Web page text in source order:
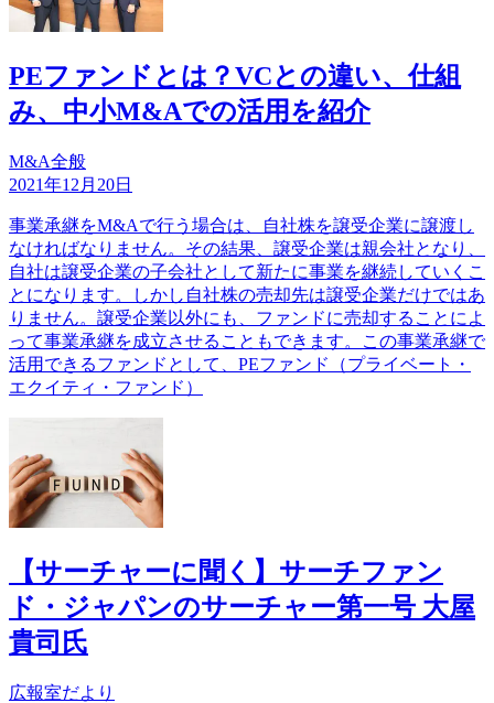
PEファンドとは？VCとの違い、仕組
み、中小M&Aでの活用を紹介
M&A全般
2021年12月20日
事業承継をM&Aで行う場合は、自社株を譲受企業に譲渡し
なければなりません。その結果、譲受企業は親会社となり、
自社は譲受企業の子会社として新たに事業を継続していくこ
とになります。しかし自社株の売却先は譲受企業だけではあ
りません。譲受企業以外にも、ファンドに売却することによ
って事業承継を成立させることもできます。この事業承継で
活用できるファンドとして、PEファンド（プライベート・
エクイティ・ファンド）
【サーチャーに聞く】サーチファン
ド・ジャパンのサーチャー第一号 大屋
貴司氏
広報室だより